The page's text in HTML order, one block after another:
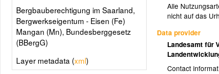
Alle
nicht auf das
Data provider
Landesamt für
Contact
Bergbauberechtigung im Saarland,
Bergwerkseigentum - Eisen (Fe)
Mangan (Mn), Bundesberggesetz
(BBergG)
Layer metadata (xml)